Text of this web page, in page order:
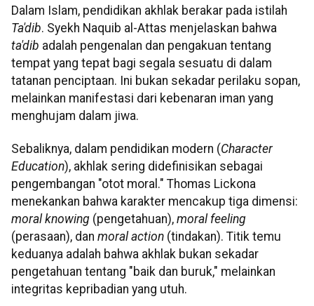
Dalam Islam, pendidikan akhlak berakar pada istilah
Ta'dib. Syekh Naquib al-Attas menjelaskan bahwa
ta'dib adalah pengenalan dan pengakuan tentang
tempat yang tepat bagi segala sesuatu di dalam
tatanan penciptaan. Ini bukan sekadar perilaku sopan,
melainkan manifestasi dari kebenaran iman yang
menghujam dalam jiwa.
Sebaliknya, dalam pendidikan modern (Character
Education), akhlak sering didefinisikan sebagai
pengembangan "otot moral." Thomas Lickona
menekankan bahwa karakter mencakup tiga dimensi:
moral knowing (pengetahuan), moral feeling
(perasaan), dan moral action (tindakan). Titik temu
keduanya adalah bahwa akhlak bukan sekadar
pengetahuan tentang "baik dan buruk," melainkan
integritas kepribadian yang utuh.